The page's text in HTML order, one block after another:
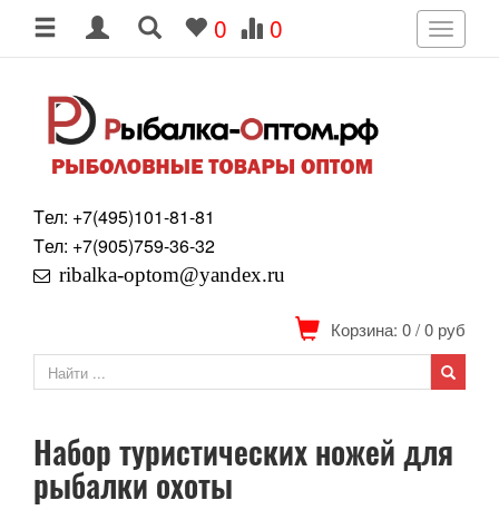
0 0
Toggle
Tел: +7(495)101-81-81
Tел: +7(905)759-36-32
ribalka-optom@yandex.ru
Корзина: 0/0 руб
Набор туристических ножей для
рыбалки охоты